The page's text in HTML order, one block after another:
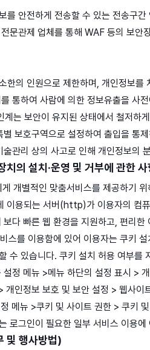
를 안전하게 전송할 수 있는 전송구
문관제 업체를 통해 WAF 등의 보안
의 인원으로 제한하며, 개인정보를
통하여 사람에 의한 정보유출을 사
는 보안이 유지된 상태에서 철저하
보호구역으로 설정하여 출입을 통
관리 상의 사고로 인해 개인정보의
의 설치·운영 및 거부에 관한
개별적인 맞춤서비스를 제공하기
이용되는 서버(http)가 이용자의 컴
다 빠른 웹 환경을 지원하고, 편리한
스를 이용함에 있어 이용자는 쿠키
수 있습니다. 쿠키 설치 허용 여부를
정 메뉴 >메뉴 하단의 설정 표시 >
인정보 보호 및 보안 설정 > 웹사이
메뉴 >쿠키 및 사이트 권한 > 쿠키
로그인이 필요한 일부 서비스 이용에
및 행사방법)